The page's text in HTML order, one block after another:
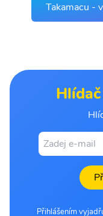
Takamacu -
Přihlášením